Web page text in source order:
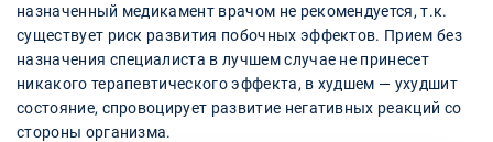
назначенный медикамент врачом не рекомендуется, т.к.
существует риск развития побочных эффектов. Прием без
назначения специалиста в лучшем случае не принесет
никакого терапевтического эффекта, в худшем — ухудшит
состояние, спровоцирует развитие негативных реакций со
стороны организма.